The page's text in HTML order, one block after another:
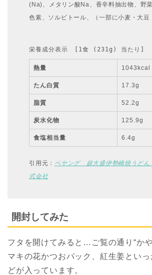
(Na)、メタリン酸Na、香辛料抽出物、野
色素、ソルビトール、（一部に小麦・大豆
栄養成分表示　[1食 (231g) 当たり]
熱量 1043kcal
たん白質 17.3g
脂質 52.2g
炭水化物 125.9g
食塩相当量 6.4g
引用元： ペヤング 超大盛伊勢崎焼うど
式会社
開封してみた
フタを開けてみると…ご覧の通り“か
マキの花かつおパック、紅生姜とい
どが入っています。